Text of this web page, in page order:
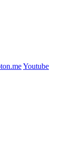
Youtube